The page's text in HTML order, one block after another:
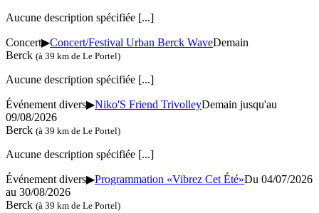
Aucune description spécifiée [...]
Concert▶Concert/Festival Urban Berck WaveDemain
Berck (à 39 km de Le Portel)
Aucune description spécifiée [...]
Événement divers▶Niko'S Friend TrivolleyDemain jusqu'au
09/08/2026
Berck (à 39 km de Le Portel)
Aucune description spécifiée [...]
Événement divers▶Programmation «Vibrez Cet Été»Du 04/07/2026
au 30/08/2026
Berck (à 39 km de Le Portel)